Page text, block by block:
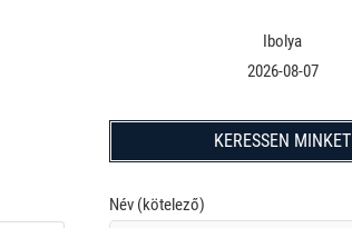
Ibolya
2026-08-07
KERESSEN MINKET
Név (kötelező)